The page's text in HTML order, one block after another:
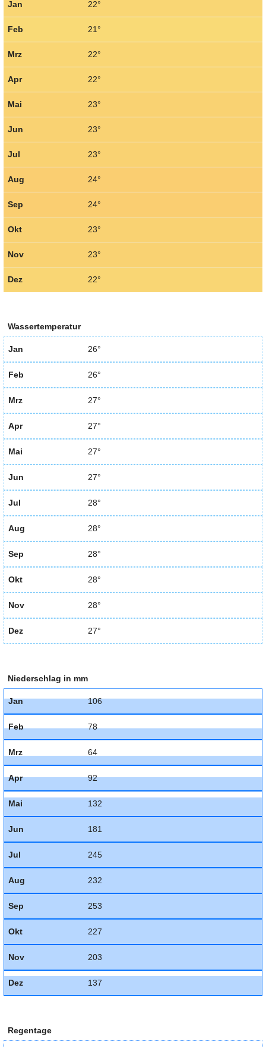
Jan 22°
Feb 21°
Mrz 22°
Apr 22°
Mai 23°
Jun 23°
Jul 23°
Aug 24°
Sep 24°
Okt 23°
Nov 23°
Dez 22°
Wassertemperatur
Jan 26°
Feb 26°
Mrz 27°
Apr 27°
Mai 27°
Jun 27°
Jul 28°
Aug 28°
Sep 28°
Okt 28°
Nov 28°
Dez 27°
Niederschlag in mm
Jan 106
Feb 78
Mrz 64
Apr 92
Mai 132
Jun 181
Jul 245
Aug 232
Sep 253
Okt 227
Nov 203
Dez 137
Regentage